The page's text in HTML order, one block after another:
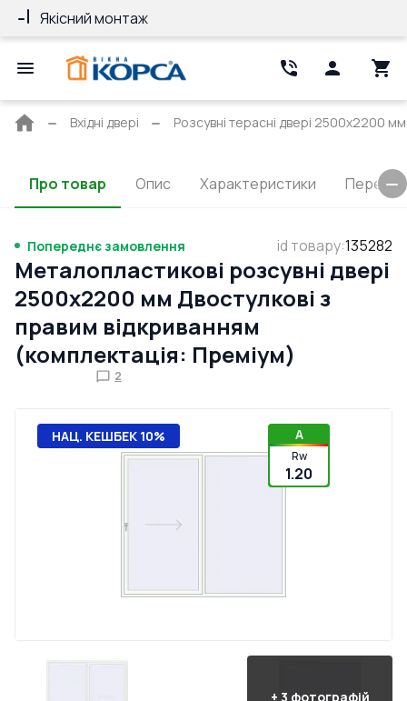
Якісний монтаж
Головна
Вхідні двері Розсувні терасні двері 2500x2200
Про товар Опис Характеристики
Попереднє замовлення id товару:135282
Металопластикові розсувні двері
2500x2200 мм Двостулкові з
правим відкриванням
(комплектація: Преміум)
2
НАЦ. КЕШБЕК 10% A
Rw
1.20
+ 3 фотографій